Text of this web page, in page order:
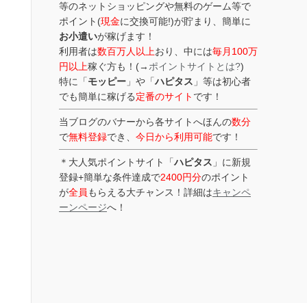
等のネットショッピングや無料のゲーム等で
ポイント(現金に交換可能!)が貯まり、簡単に
お小遣いが稼げます！
利用者は数百万人以上おり、中には毎月100万
円以上稼ぐ方も！(→ ポイントサイトとは?)
特に「モッピー 」や「ハピタス 」等は初心者
でも簡単に稼げる定番のサイト です！
当ブログのバナーから各サイトへほんの数分
で無料登録でき、 今日から利用可能です！
＊大人気ポイントサイト「ハピタス 」に新規
登録+簡単な条件達成で2400円分のポイント
が全員 もらえる大チャンス！詳細はキャンペ
ーンページへ！